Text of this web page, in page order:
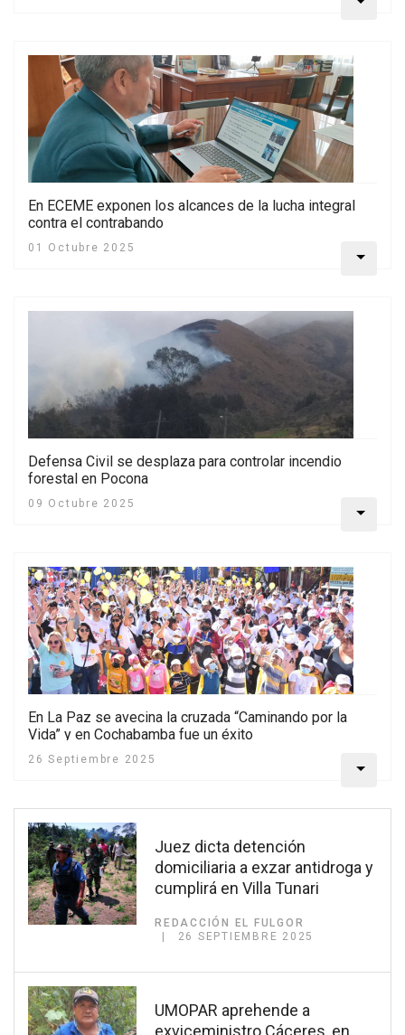
En ECEME exponen los alcances de la lucha integral
contra el contrabando
01 Octubre 2025
Defensa Civil se desplaza para controlar incendio
forestal en Pocona
09 Octubre 2025
En La Paz se avecina la cruzada “Caminando por la
Vida” y en Cochabamba fue un éxito
26 Septiembre 2025
Juez dicta detención
domiciliaria a exzar antidroga y
cumplirá en Villa Tunari
REDACCIÓN EL FULGOR
26 SEPTIEMBRE 2025
UMOPAR aprehende a